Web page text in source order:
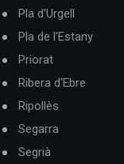
Pla d'Urgell
Pla de l'Estany
Priorat
Ribera d'Ebre
Ripollès
Segarra
Segrià